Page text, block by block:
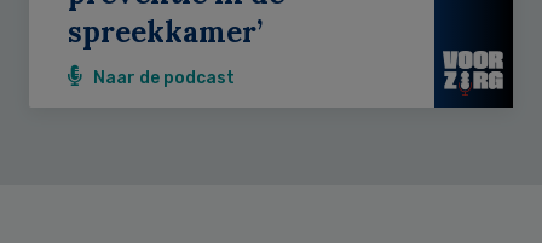
spreekkamer’
Naar de podcast